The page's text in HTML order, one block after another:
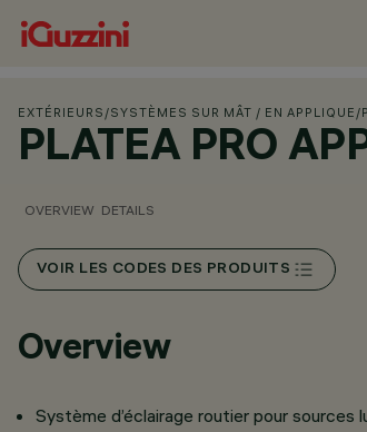
EXTÉRIEURS /SYSTÈMES SUR MÂT / EN APPLIQUE /
PLATEA PRO
OVERVIEW DETAILS
VOIR LES CODES DES PRODUITS
Overview
Système d’éclairage routier pour sources